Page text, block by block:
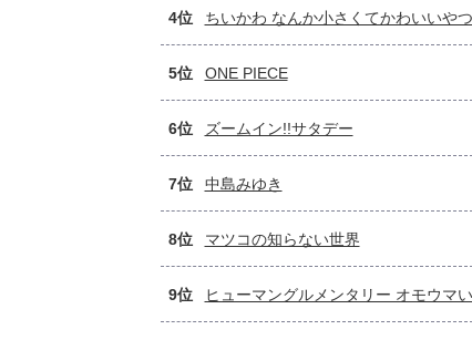
4位 ちいかわ なんか小さくてかわいいやつ
5位 ONE PIECE
6位 ズームイン!!サタデー
7位 中島みゆき
8位 マツコの知らない世界
9位 ヒューマングルメンタリー オモウマ